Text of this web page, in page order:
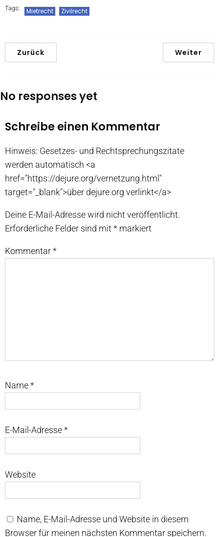
Tags: Mietrecht Zivilrecht
Zurück Weiter
No responses yet
Schreibe einen Kommentar
Hinweis: Gesetzes- und Rechtsprechungszitate
werden automatisch <a
href="https://dejure.org/vernetzung.html"
target="_blank">über dejure.org verlinkt</a>
Deine E-Mail-Adresse wird nicht veröffentlicht.
Erforderliche Felder sind mit * markiert
Kommentar*
Name*
E-Mail-Adresse*
Website
Name, E-Mail-Adresse und Website in diesem
Browser für meinen nächsten Kommentar speichern.